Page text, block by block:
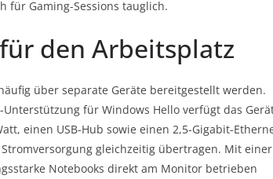
für Gaming-Sessions tauglich.
den Arbeitsplatz
über separate Geräte bereitgestellt werden.
für Windows Hello verfügt das
einen USB-Hub sowie einen 2,5-Gigabit-
gleichzeitig übertragen. Mit einer
Notebooks direkt am Monitor betrieben